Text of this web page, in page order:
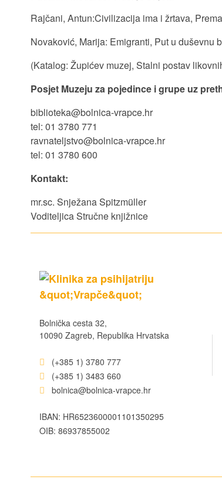
Rajčani, Antun:Civilizacija ima i žrtava,
Novaković, Marija: Emigranti, Put u
(Katalog: Župićev muzej, Stalni postav
Posjet Muzeju za pojedince i grupe uz
biblioteka@bolnica-vrapce.hr
tel: 01 3780 771
ravnateljstvo@bolnica-vrapce.hr
tel: 01 3780 600
Kontakt:
mr.sc. Snježana Spitzmüller
Voditeljica Stručne knjižnice
Bolnička cesta 32,
10090 Zagreb, Republika Hrvatska
(+385 1) 3780 777
(+385 1) 3483 660
bolnica@bolnica-vrapce.hr
IBAN: HR6523600001101350295
OIB: 86937855002